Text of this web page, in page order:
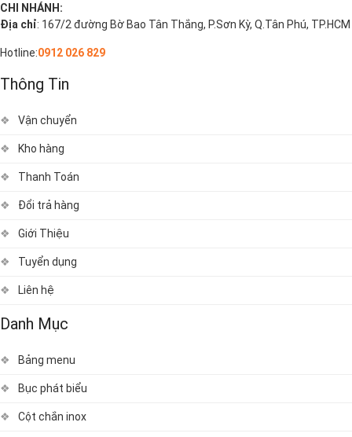
CHI NHÁNH:
Địa chỉ: 167/2 đường Bờ Bao Tân Thắng, P.Sơn Kỳ, Q.Tân Phú, TP.HCM
Hotline:0912 026 829
Thông Tin
Vận chuyển
Kho hàng
Thanh Toán
Đổi trả hàng
Giới Thiệu
Tuyển dụng
Liên hệ
Danh Mục
Bảng menu
Bục phát biểu
Cột chắn inox